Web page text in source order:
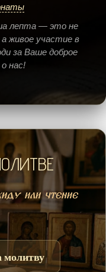
лепта — это не
живое участие в
за Ваше доброе
нас!
или чтение
молитву